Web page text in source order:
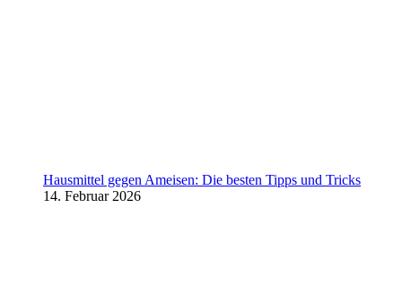
Hausmittel gegen Ameisen: Die besten Tipps und Tricks
14. Februar 2026